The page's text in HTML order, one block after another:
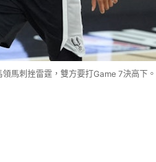
馬刺挫雷霆，雙方要打Game 7決高下。